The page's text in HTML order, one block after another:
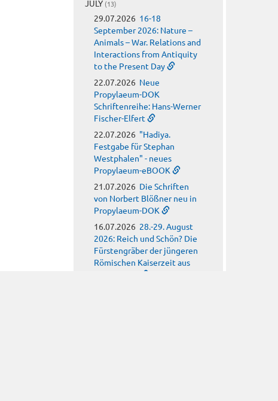
JULY (13)
29.07.2026 16-18
September 2026: Nature –
Animals – War. Relations and
Interactions from Antiquity
to the Present Day
22.07.2026 Neue
Propylaeum-DOK
Schriftenreihe: Hans-Werner
Fischer-Elfert
22.07.2026 "Hadiya.
Festgabe für Stephan
Westphalen" - neues
Propylaeum-eBOOK
21.07.2026 Die Schriften
von Norbert Blößner neu in
Propylaeum-DOK
16.07.2026 28.-29. August
2026: Reich und Schön? Die
Fürstengräber der jüngeren
Römischen Kaiserzeit aus